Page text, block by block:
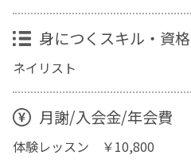
身につくスキル・資格
ネイリスト
月謝/入会金/年会費
体験レッスン ￥10,800